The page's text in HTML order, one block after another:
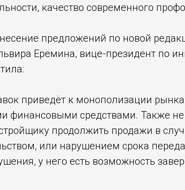
качество современного
предложений по новой
Ерёмина, вице-президент по
приведёт к монополизации
финансовыми средствами. Также не
продолжить продажи в
или нарушением срока
у него есть возможность